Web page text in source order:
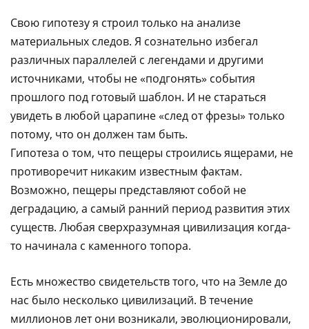
Свою гипотезу я строил только на анализе
материальных следов. Я сознательно избегал
различных параллелей с легендами и другими
источниками, чтобы не «подгонять» события
прошлого под готовый шаблон. И не стараться
увидеть в любой царапине «след от фрезы» только
потому, что он должен там быть.
Гипотеза о том, что пещеры строились ящерами, не
противоречит никаким известным фактам.
Возможно, пещеры представляют собой не
деградацию, а самый ранний период развития этих
существ. Любая сверхразумная цивилизация когда-
то начинала с каменного топора.
Есть множество свидетельств того, что на Земле до
нас было несколько цивилизаций. В течение
миллионов лет они возникали, эволюционировали,